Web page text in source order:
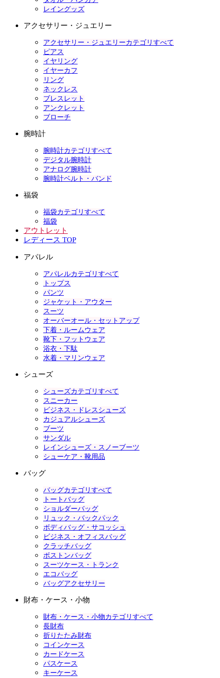
レイングッズ
アクセサリー・ジュエリー
アクセサリー・ジュエリーカテゴリすべて
ピアス
イヤリング
イヤーカフ
リング
ネックレス
ブレスレット
アンクレット
ブローチ
腕時計
腕時計カテゴリすべて
デジタル腕時計
アナログ腕時計
腕時計ベルト・バンド
福袋
福袋カテゴリすべて
福袋
アウトレット
レディース TOP
アパレル
アパレルカテゴリすべて
トップス
パンツ
ジャケット・アウター
スーツ
オーバーオール・セットアップ
下着・ルームウェア
靴下・フットウェア
浴衣・下駄
水着・マリンウェア
シューズ
シューズカテゴリすべて
スニーカー
ビジネス・ドレスシューズ
カジュアルシューズ
ブーツ
サンダル
レインシューズ・スノーブーツ
シューケア・靴用品
バッグ
バッグカテゴリすべて
トートバッグ
ショルダーバッグ
リュック・バックパック
ボディバッグ・サコッシュ
ビジネス・オフィスバッグ
クラッチバッグ
ボストンバッグ
スーツケース・トランク
エコバッグ
バッグアクセサリー
財布・ケース・小物
財布・ケース・小物カテゴリすべて
長財布
折りたたみ財布
コインケース
カードケース
パスケース
キーケース